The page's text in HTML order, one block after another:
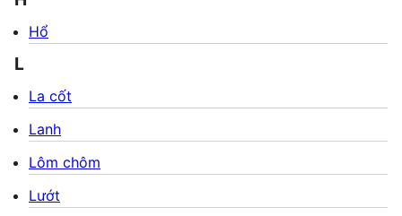
Hổ
L
La cốt
Lanh
Lôm chôm
Lướt